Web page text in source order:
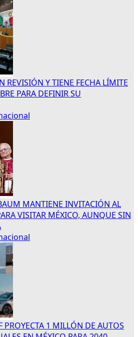
REVISIÓN Y TIENE FECHA LÍMITE
PARA DEFINIR SU
MANTIENE INVITACIÓN AL
VISITAR MÉXICO, AUNQUE SIN
PROYECTA 1 MILLÓN DE AUTOS